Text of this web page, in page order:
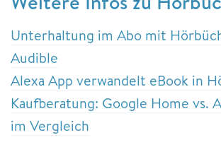
Unterhaltung im Abo mit
Audible
Alexa App verwandelt eBook in
Kaufberatung: Google Home vs.
im Vergleich